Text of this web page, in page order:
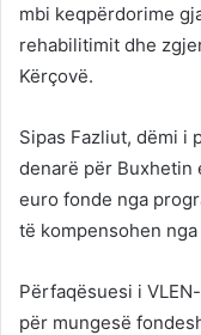
mbi keqpërdorime
rehabilitimit dhe
Kërçovë.
Sipas Fazliut, dëmi i
denarë për Buxhetin
euro fonde nga
të kompensohen
Përfaqësuesi i
për mungesë